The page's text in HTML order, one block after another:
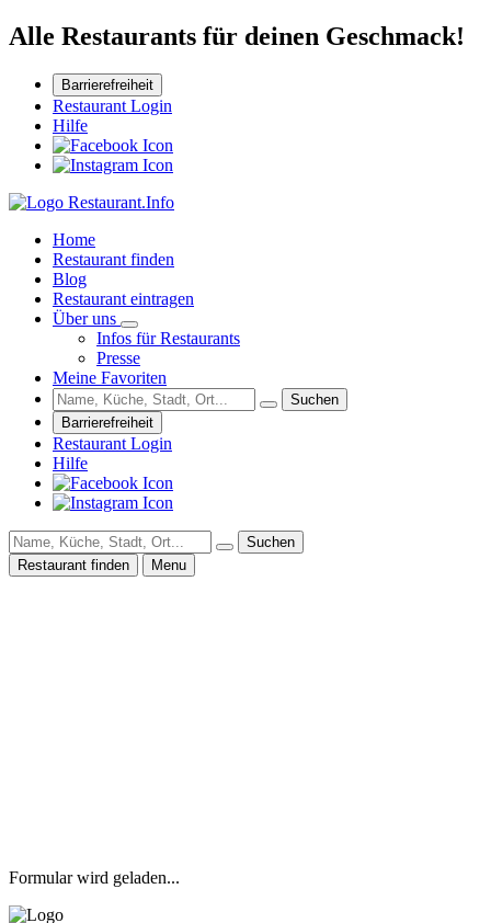
Alle Restaurants für deinen Geschmack!
Barrierefreiheit
Restaurant Login
Hilfe
Home
Restaurant finden
Blog
Restaurant eintragen
Über uns
Infos für Restaurants
Presse
Meine Favoriten
Suchen
Barrierefreiheit
Restaurant Login
Hilfe
Suchen
Restaurant finden
Menu
Formular wird geladen...